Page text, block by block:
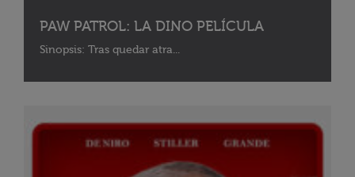
PAW PATROL: LA DINO PELÍCULA
Sinopsis: Tras quedar atra...